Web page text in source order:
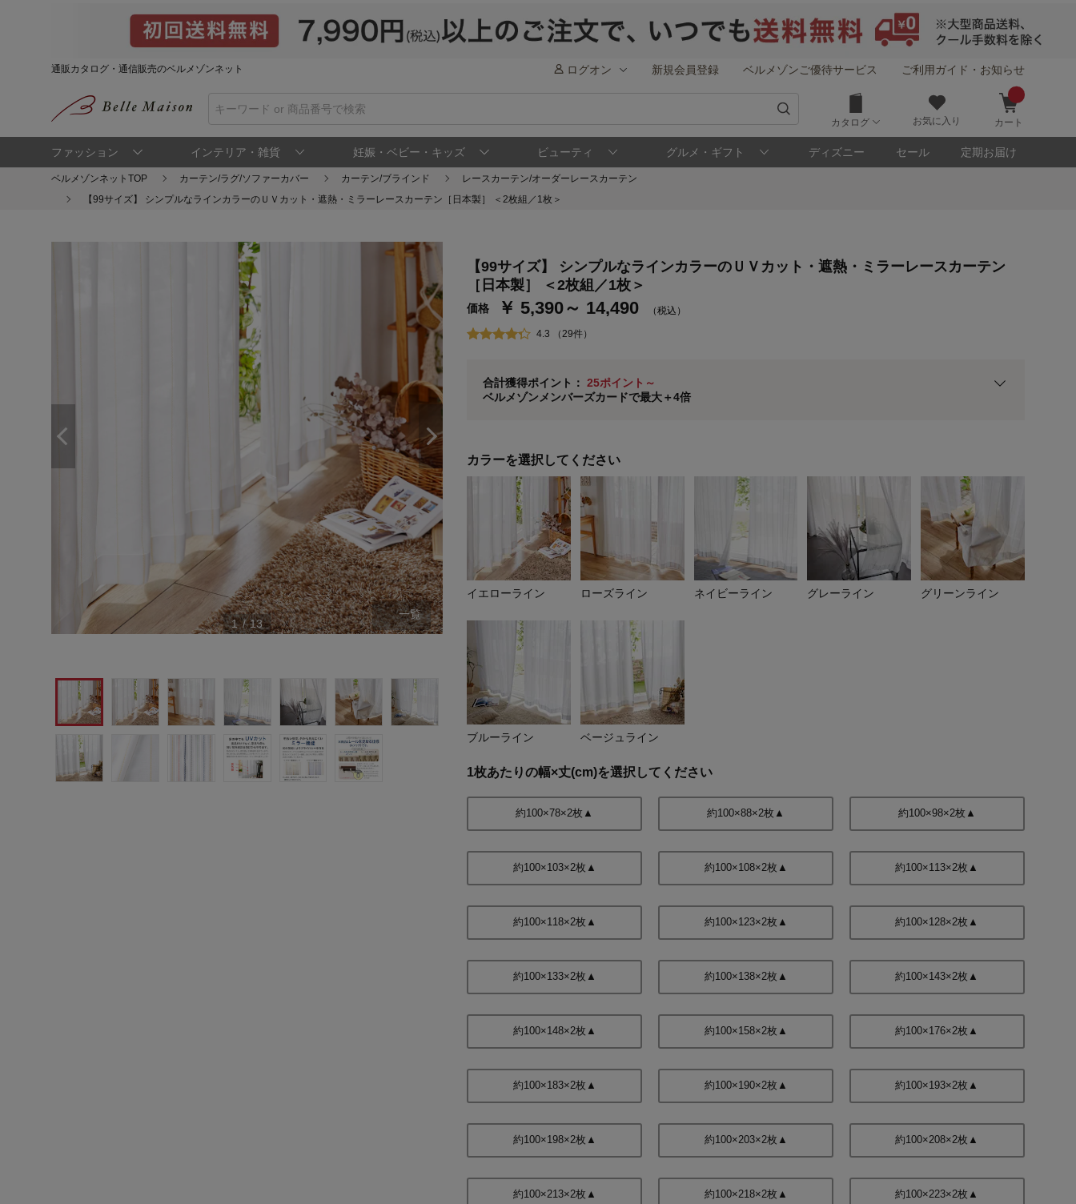
通販カタログ・通信販売のベルメゾンネット ログオン 新規会員登録 ベルメゾンご優待サービス ご利用ガイド・お知らせ
カタログ お気に入り カート
ファッション インテリア・雑貨 妊娠・ベビー・キッズ ビューティ グルメ・ギフト ディズニー セール 定期お届け
ベルメゾンネットTOP カーテン/ラグ/ソファーカバー カーテン/ブラインド
レースカーテン/オーダーレースカーテン
【99サイズ】 シンプルなラインカラーのＵＶカット・遮熱・ミラーレースカーテン［日本製］ ＜2枚組／1枚＞
イエローライン 約100×198cm(2枚)
1 / 13
一覧
【99サイズ】 シンプルなラインカラーのＵＶカット・遮熱・ミラーレースカーテン
［日本製］ ＜2枚組／1枚＞
価格 ￥ 5,390～ 14,490 （税込）
4.3 （29件）
合計獲得ポイント：25ポイント～
ベルメゾンメンバーズカードで最大＋4倍
ステージが上がれば送料無料・返品引取無料！
さらにポイント還元最大16倍！
ベルメゾンご優待サービスについて
通常商品送料無料 返品引取無料（JCBのみ）
※メンバーズカードの加算ポイントはステージ倍率適用前の基本ポイントに対して適用されます。
カラーを選択してください
イエローライン ローズライン ネイビーライン グレーライン グリーンライン
ブルーライン ベージュライン
1枚あたりの幅×丈(cm)を選択してください
約100×78×2枚▲ 約100×88×2枚▲ 約100×98×2枚▲
約100×103×2枚▲ 約100×108×2枚▲ 約100×113×2枚▲
約100×118×2枚▲ 約100×123×2枚▲ 約100×128×2枚▲
約100×133×2枚▲ 約100×138×2枚▲ 約100×143×2枚▲
約100×148×2枚▲ 約100×158×2枚▲ 約100×176×2枚▲
約100×183×2枚▲ 約100×190×2枚▲ 約100×193×2枚▲
約100×198×2枚▲ 約100×203×2枚▲ 約100×208×2枚▲
約100×213×2枚▲ 約100×218×2枚▲ 約100×223×2枚▲